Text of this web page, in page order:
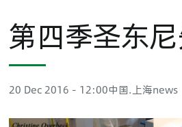
第四季圣东
20 Dec 2016 - 12:00中国.上海news